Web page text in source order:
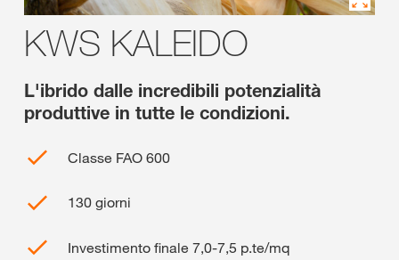
KWS KALEIDO
L'ibrido dalle incredibili potenzialità
produttive in tutte le condizioni.
Classe FAO 600
130 giorni
Investimento finale 7,0-7,5 p.te/mq